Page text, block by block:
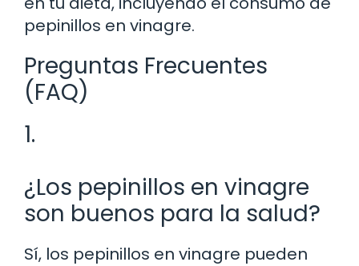
pepinillos en vinagre.
Preguntas Frecuentes
(FAQ)
1.
¿Los pepinillos en vinagre
son buenos para la salud?
Sí, los pepinillos en vinagre pueden